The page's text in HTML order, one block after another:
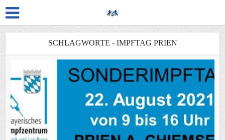
SCHLAGWORTE - IMPFTAG PRIEN